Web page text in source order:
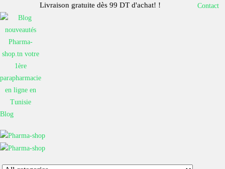
Blog
Livraison gratuite dès 99 DT d'achat! ! Contact